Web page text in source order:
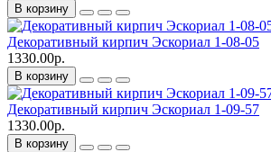
В корзину
Декоративный кирпич Эскориал 1-08-05
1330.00р.
В корзину
Декоративный кирпич Эскориал 1-09-57
1330.00р.
В корзину